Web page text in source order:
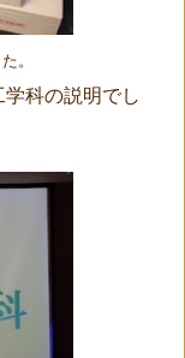
。
科の説明でし